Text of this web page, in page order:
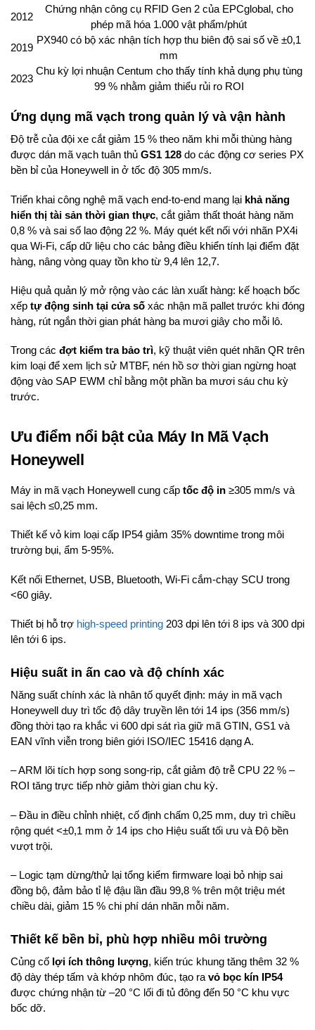
2012
Chứng nhận công cụ RFID Gen 2 của EPCglobal, cho
phép mã hóa 1.000 vật phẩm/phút
2019
PX940 có bộ xác nhận tích hợp thu biên độ sai số về ±0,1
mm
2023
Chu kỳ lợi nhuận Centum cho thấy tính khả dụng phụ tùng
99 % nhằm giảm thiểu rủi ro ROI
Ứng dụng mã vạch trong quản lý và vận hành
Độ trễ của đội xe cắt giảm 15 % theo năm khi mỗi thùng hàng
được dán mã vạch tuân thủ GS1 128 do các động cơ series PX
bền bỉ của Honeywell in ở tốc độ 305 mm/s.
Triển khai công nghệ mã vạch end-to-end mang lại khả năng
hiển thị tài sản thời gian thực, cắt giảm thất thoát hàng năm
0,8 % và sai số lao động 22 %. Máy quét kết nối với nhãn PX4i
qua Wi-Fi, cấp dữ liệu cho các bảng điều khiển tính lại điểm đặt
hàng, nâng vòng quay tồn kho từ 9,4 lên 12,7.
Hiệu quả quản lý mở rộng vào các làn xuất hàng: kế hoạch bốc
xếp tự động sinh tại cửa số xác nhận mã pallet trước khi đóng
hàng, rút ngắn thời gian phát hàng ba mươi giây cho mỗi lô.
Trong các đợt kiểm tra bảo trì, kỹ thuật viên quét nhãn QR trên
kim loại để xem lịch sử MTBF, nén hồ sơ thời gian ngừng hoạt
động vào SAP EWM chỉ bằng một phần ba mươi sáu chu kỳ
trước.
Ưu điểm nổi bật của Máy In Mã Vạch
Honeywell
Máy in mã vạch Honeywell cung cấp tốc độ in ≥305 mm/s và
sai lệch ≤0,25 mm.
Thiết kế vỏ kim loại cấp IP54 giảm 35% downtime trong môi
trường bụi, ẩm 5-95%.
Kết nối Ethernet, USB, Bluetooth, Wi-Fi cắm-chạy SCU trong
<60 giây.
Thiết bị hỗ trợ high-speed printing 203 dpi lên tới 8 ips và 300 dpi
lên tới 6 ips.
Hiệu suất in ấn cao và độ chính xác
Năng suất chính xác là nhân tố quyết định: máy in mã vạch
Honeywell duy trì tốc độ dây truyền lên tới 14 ips (356 mm/s)
đồng thời tạo ra khắc vi 600 dpi sát rìa giữ mã GTIN, GS1 và
EAN vĩnh viễn trong biên giới ISO/IEC 15416 dạng A.
– ARM lõi tích hợp song song-rip, cắt giảm độ trễ CPU 22 % –
ROI tăng trực tiếp nhờ giảm thời gian chu kỳ.
– Đầu in điều chỉnh nhiệt, cố định chấm 0,25 mm, duy trì chiều
rộng quét <±0,1 mm ở 14 ips cho Hiệu suất tối ưu và Độ bền
vượt trội.
– Logic tạm dừng/thử lại tổng kiểm firmware loại bỏ nhịp sai
đồng bộ, đảm bảo tỉ lệ đậu lần đầu 99,8 % trên một triệu mét
chiều dài, giảm 15 % chi phí dán nhãn mỗi năm.
Thiết kế bền bỉ, phù hợp nhiều môi trường
Củng cố lợi ích thông lượng, kiến trúc khung tăng thêm 32 %
độ dày thép tấm và khớp nhôm đúc, tạo ra vỏ bọc kín IP54
được chứng nhận từ –20 °C lối đi tủ đông đến 50 °C khu vực
bốc dỡ.